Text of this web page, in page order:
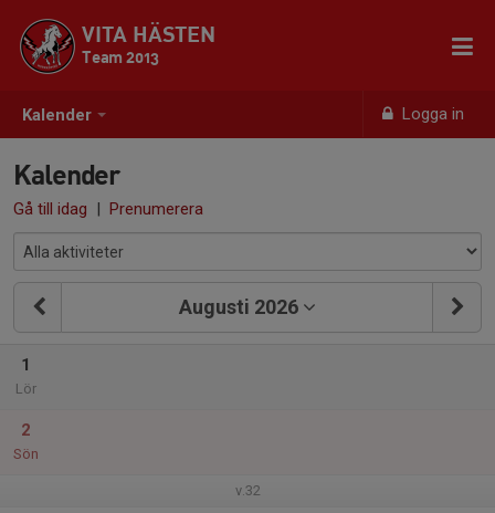
Kalender Logga in
VITA HÄSTEN
Team 2013
Kalender
Gå till idag | Prenumerera
Augusti 2026
1
Lör
2
Sön
v.32